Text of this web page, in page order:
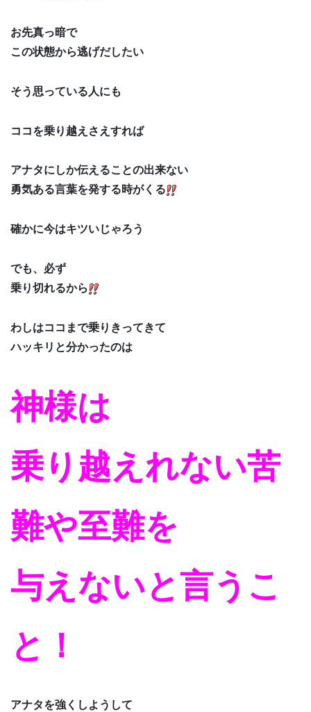
お先真っ暗で
この状態から逃げだしたい
そう思っている人にも
ココを乗り越えさえすれば
アナタにしか伝えることの出来ない
勇気ある言葉を発する時がくる
確かに今はキツいじゃろう
でも、必ず
乗り切れるから
わしはココまで乗りきってきて
ハッキリと分かったのは
神様は
乗り越えれない苦
難や至難を
与えないと言うこ
と！
アナタを強くしようして